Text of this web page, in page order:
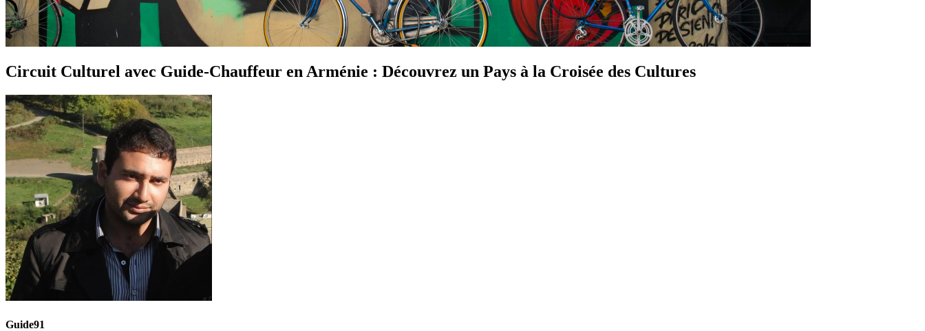
Circuit Culturel avec Guide-Chauffeur en Arménie : Découvrez un Pays à la Croisée des Cultures
Guide91